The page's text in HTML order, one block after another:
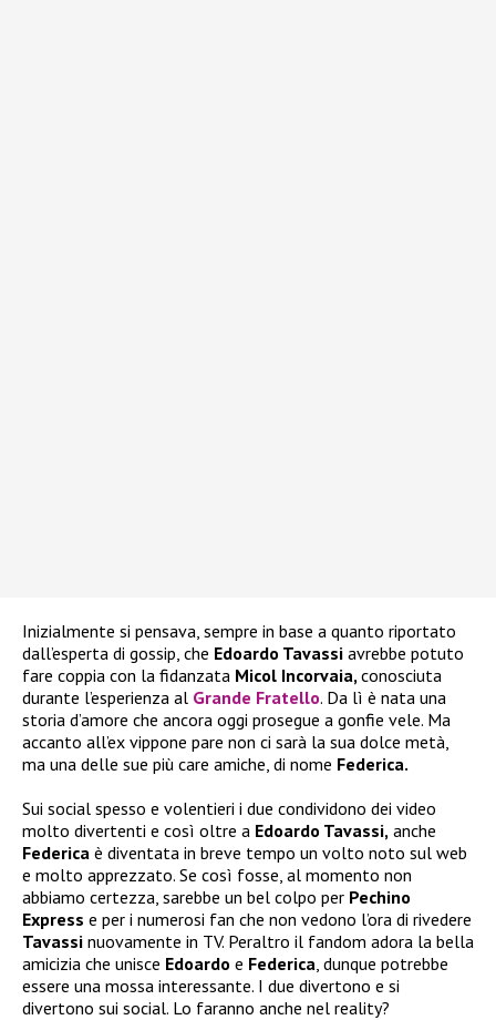
Inizialmente si pensava, sempre in base a quanto riportato
dall’esperta di gossip, che Edoardo Tavassi avrebbe potuto
fare coppia con la fidanzata Micol Incorvaia, conosciuta
durante l’esperienza al Grande Fratello. Da lì è nata una
storia d’amore che ancora oggi prosegue a gonfie vele. Ma
accanto all’ex vippone pare non ci sarà la sua dolce metà,
ma una delle sue più care amiche, di nome Federica.
Sui social spesso e volentieri i due condividono dei video
molto divertenti e così oltre a Edoardo Tavassi, anche
Federica è diventata in breve tempo un volto noto sul web
e molto apprezzato. Se così fosse, al momento non
abbiamo certezza, sarebbe un bel colpo per Pechino
Express e per i numerosi fan che non vedono l’ora di rivedere
Tavassi nuovamente in TV. Peraltro il fandom adora la bella
amicizia che unisce Edoardo e Federica , dunque potrebbe
essere una mossa interessante. I due divertono e si
divertono sui social. Lo faranno anche nel reality?